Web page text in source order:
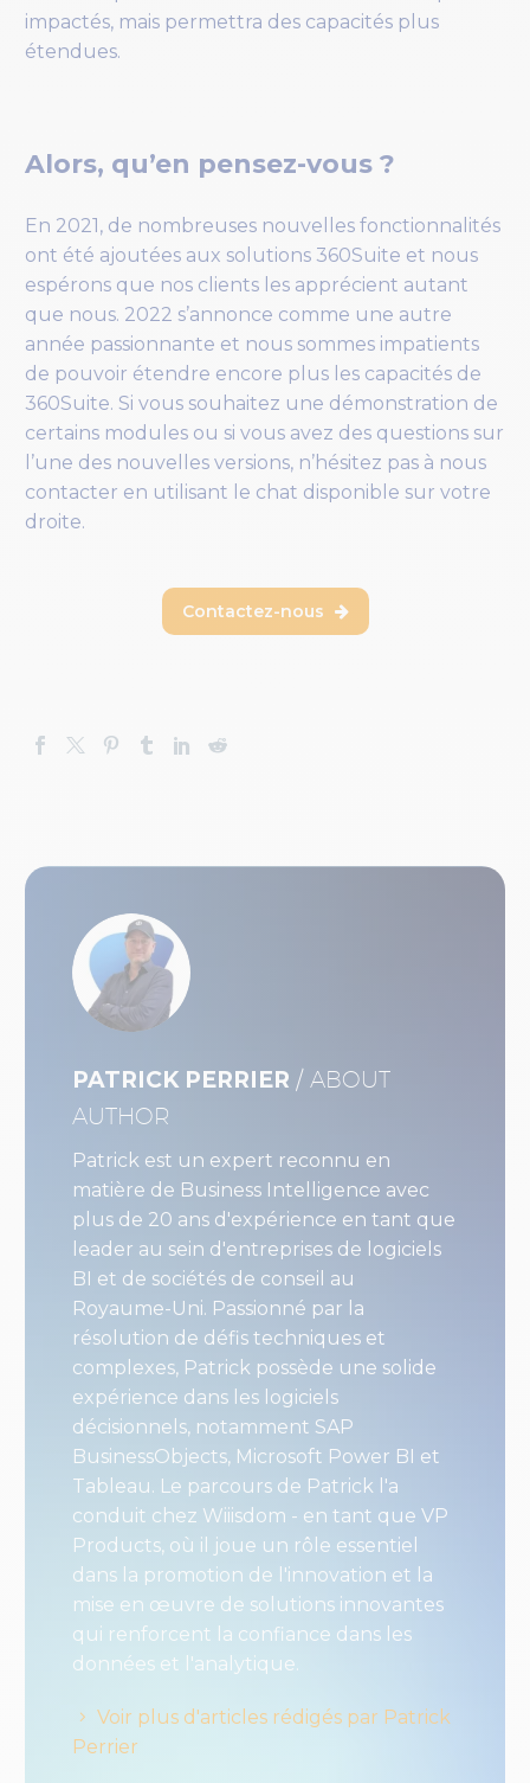
impactés, mais permettra des capacités plus
étendues.
Alors, qu’en pensez-vous ?
En 2021, de nombreuses nouvelles fonctionnalités
ont été ajoutées aux solutions 360Suite et nous
espérons que nos clients les apprécient autant
que nous. 2022 s’annonce comme une autre
année passionnante et nous sommes impatients
de pouvoir étendre encore plus les capacités de
360Suite. Si vous souhaitez une démonstration de
certains modules ou si vous avez des questions sur
l’une des nouvelles versions, n’hésitez pas à nous
contacter en utilisant le chat disponible sur votre
droite.
Contactez-nous 
PATRICK PERRIER / ABOUT
AUTHOR
Patrick est un expert reconnu en
matière de Business Intelligence avec
plus de 20 ans d'expérience en tant que
leader au sein d'entreprises de logiciels
BI et de sociétés de conseil au
Royaume-Uni. Passionné par la
résolution de défis techniques et
complexes, Patrick possède une solide
expérience dans les logiciels
décisionnels, notamment SAP
BusinessObjects, Microsoft Power BI et
Tableau. Le parcours de Patrick l'a
conduit chez Wiiisdom - en tant que VP
Products, où il joue un rôle essentiel
dans la promotion de l'innovation et la
mise en œuvre de solutions innovantes
qui renforcent la confiance dans les
données et l'analytique.
Voir plus d'articles rédigés par Patrick
Perrier